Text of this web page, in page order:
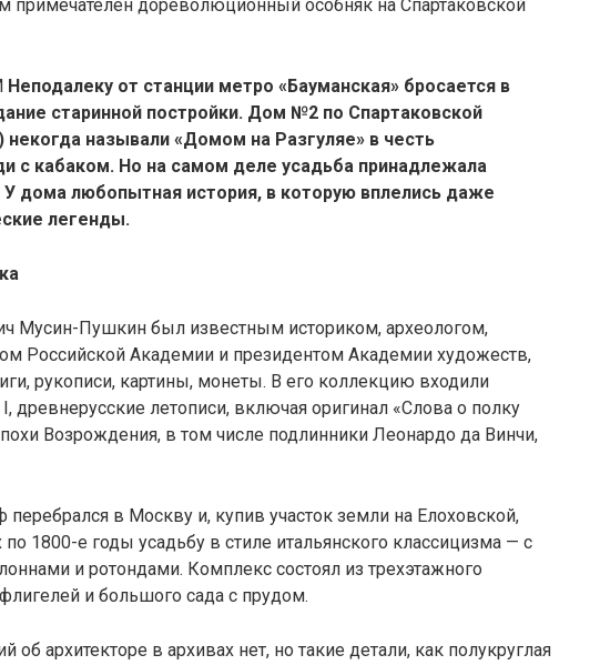
Неподалеку от станции метро «Бауманская» бросается в
старинной постройки. Дом №2 по Спартаковской
называли «Домом на Разгуляе» в честь
с кабаком. Но на самом деле усадьба принадлежала
дома любопытная история, в которую вплелись даже
легенды.
Мусин-Пушкин был известным историком, археологом,
Российской Академии и президентом Академии художеств,
рукописи, картины, монеты. В его коллекцию входили
древнерусские летописи, включая оригинал «Слова о полку
Возрождения, в том числе подлинники Леонардо да Винчи,
перебрался в Москву и, купив участок земли на Елоховской,
1800-е годы усадьбу в стиле итальянского классицизма — с
и ротондами. Комплекс состоял из трехэтажного
и большого сада с прудом.
архитекторе в архивах нет, но такие детали, как полукруглая